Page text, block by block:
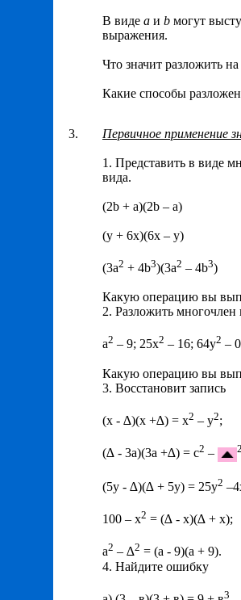
В виде a и b могут
выражения.
Что значит разложить
Какие способы
3. Первичное применение
1. Представить в виде
вида.
(2b + a)(2b – a)
(y + 6x)(6x – y)
(3a2 + 4b3)(3a2 – 4b3)
Какую операцию вы
2. Разложить
a2 – 9; 25x2 – 16; 64y2 –
Какую операцию вы
3. Восстановит запись
(х - ∆)(х +∆) = х2 – y2;
(∆ - 3а)(3а +∆) = с2 –
(5у - ∆)(∆ + 5у) = 25у2
100 – х2 = (∆ - х)(∆ + х);
а2 – ∆2 = (а - 9)(а + 9).
4. Найдите ошибку
3